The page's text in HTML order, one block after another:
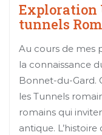
Exploration
tunnels
Au cours de mes
la connaissance
Bonnet-du-Gard.
les Tunnels
romains qui
antique. L’histoire